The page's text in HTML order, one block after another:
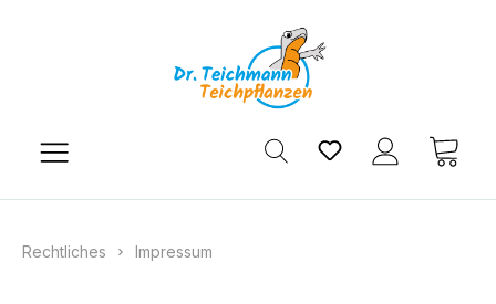
Du hast 0
Rechtliches Impressum